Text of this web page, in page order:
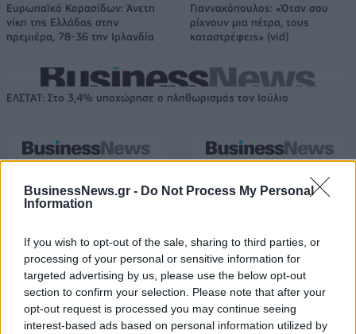
BusinessNews.gr - Do Not Process My Personal
Information
If you wish to opt-out of the sale, sharing to third parties, or
processing of your personal or sensitive information for
targeted advertising by us, please use the below opt-out
section to confirm your selection. Please note that after your
opt-out request is processed you may continue seeing
interest-based ads based on personal information utilized by
Ευρωπαϊκό Κορασίδων: Άνετη
νίκη της Ελλάδας στην
πρεμιέρα, 78-36 την Ιρλανδία
Γιαννακόπουλος: «Όταν σου
ρίχνουν μια πέτρα, τους
καταστρέφεις» (vid)
ΕΛΣΤΑΤ: Στο 3,4% υποχώρησε ο πληθωρισμός τον Ιούλιο
σε 843 μέσα ενημέρωσης-
Ξεκίνησε το πενταετές
Metlen: Ρεκόρ EBITDA στο α'
εξάμηνο, στα 550 εκατ. ευρώ –
Η Chery επενδύει 75 εκατ. δολάρια στην KG Mobility